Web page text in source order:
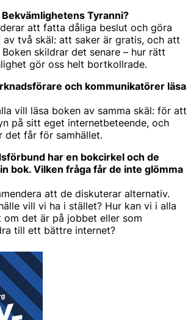
Tyranni?
att fatta dåliga beslut och göra
två skäl: att saker är gratis, och att
skildrar det senare – hur rätt
gör oss helt bortkollrade.
och kommunikatörer läsa
vill läsa boken av samma skäl: för att
på sitt eget internetbeteende, och
det får för samhället.
har en bokcirkel och de
bok. Vilken fråga får de inte glömma
att de diskuterar alternativ.
vill vi ha i stället? Hur kan vi i alla
om det är på jobbet eller som
till ett bättre internet?